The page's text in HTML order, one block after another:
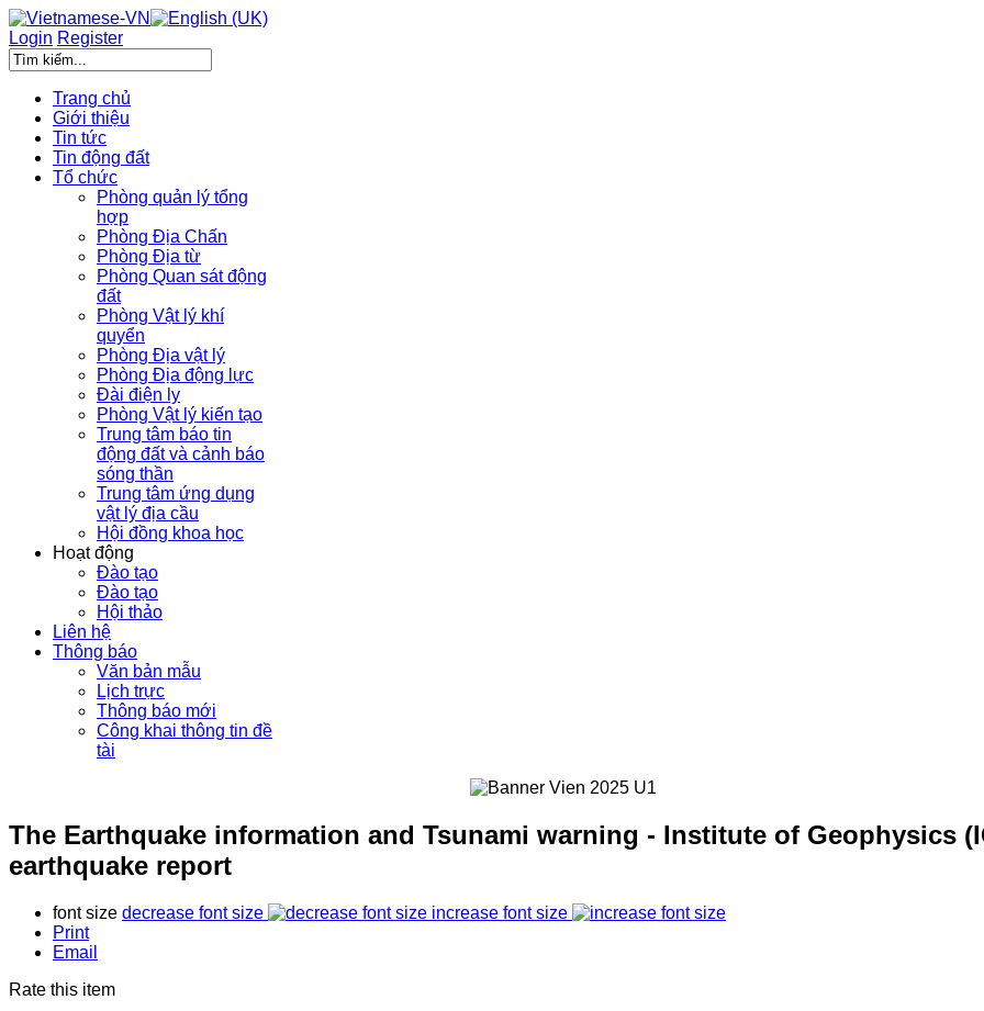
Login Register
Trang chủ
Giới thiệu
Tin tức
Tin động đất
Tổ chức
Phòng quản lý tổng
hợp
Phòng Địa Chấn
Phòng Địa từ
Phòng Quan sát động
đất
Phòng Vật lý khí
quyển
Phòng Địa vật lý
Phòng Địa động lực
Đài điện ly
Phòng Vật lý kiến tạo
Trung tâm báo tin
động đất và cảnh báo
sóng thần
Trung tâm ứng dụng
vật lý địa cầu
Hội đồng khoa học
Hoạt động
Đào tạo
Đào tạo
Hội thảo
Liên hệ
Thông báo
Văn bản mẫu
Lịch trực
Thông báo mới
Công khai thông tin đề
tài
The Earthquake information and Tsunami warning - Institute of Geophysics
earthquake report
font size decrease font size
increase font size
Print
Email
Rate this item